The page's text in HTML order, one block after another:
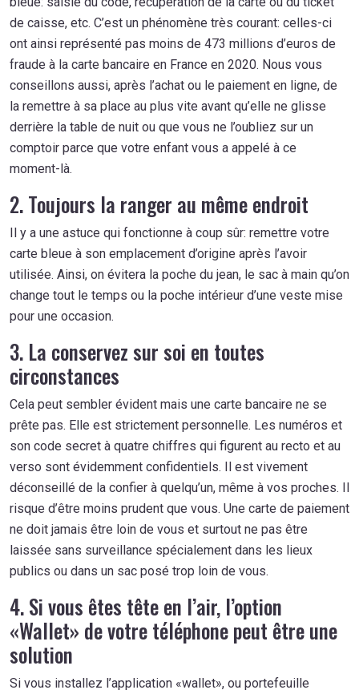
de caisse, etc. C’est un phénomène très courant: celles-ci
ont ainsi représenté pas moins de 473 millions d’euros de
fraude à la carte bancaire en France en 2020. Nous vous
conseillons aussi, après l’achat ou le paiement en ligne, de
la remettre à sa place au plus vite avant qu’elle ne glisse
derrière la table de nuit ou que vous ne l’oubliez sur un
comptoir parce que votre enfant vous a appelé à ce
moment-là.
2. Toujours la ranger au même endroit
Il y a une astuce qui fonctionne à coup sûr: remettre votre
carte bleue à son emplacement d’origine après l’avoir
utilisée. Ainsi, on évitera la poche du jean, le sac à main qu’on
change tout le temps ou la poche intérieur d’une veste mise
pour une occasion.
3. La conservez sur soi en toutes
circonstances
Cela peut sembler évident mais une carte bancaire ne se
prête pas. Elle est strictement personnelle. Les numéros et
son code secret à quatre chiffres qui figurent au recto et au
verso sont évidemment confidentiels. Il est vivement
déconseillé de la confier à quelqu’un, même à vos proches. Il
risque d’être moins prudent que vous. Une carte de paiement
ne doit jamais être loin de vous et surtout ne pas être
laissée sans surveillance spécialement dans les lieux
publics ou dans un sac posé trop loin de vous.
4. Si vous êtes tête en l’air, l’option
«Wallet» de votre téléphone peut être une
solution
Si vous installez l’application «wallet», ou portefeuille